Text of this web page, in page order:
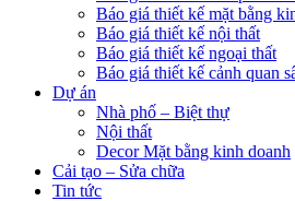
Báo giá thiết kế mặt bằng
Báo giá thiết kế nội thất
Báo giá thiết kế ngoại thất
Báo giá thiết kế cảnh quan
Dự án
Nhà phố – Biệt thự
Nội thất
Decor Mặt bằng kinh doanh
Cải tạo – Sửa chữa
Tin tức